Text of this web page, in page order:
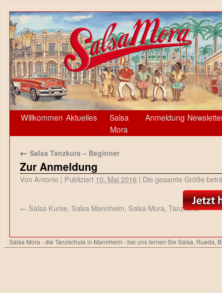
Willkommen Aktuelles
Salsa
Mora
Anmeldung
← Salsa Tanzkurs – Beginner
Zur Anmeldung
Von Antonio | Publiziert 10. Mai 2016 | Die gesamte Größe
Salsa Kurse, Salsa Mannheim, Salsa Mora, Tanzkurs,
Salsa Mora - die Tanzschule in Mannheim - bei uns lernen Sie Salsa, Rueda,